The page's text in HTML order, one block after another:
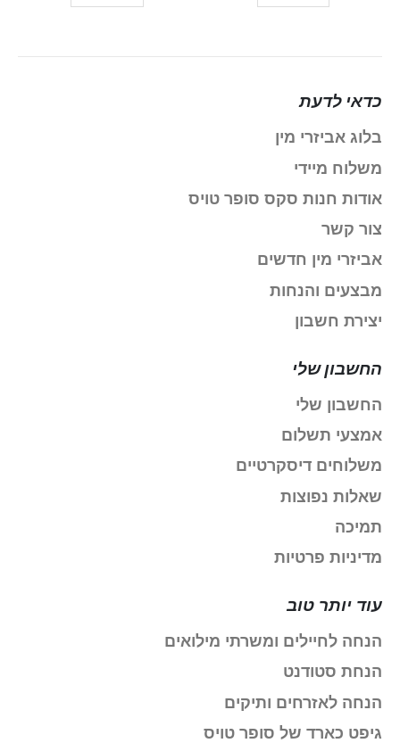
כדאי לדעת
בלוג אביזרי מין
משלוח מיידי
אודות חנות סקס סופר טויס
צור קשר
אביזרי מין חדשים
מבצעים והנחות
יצירת חשבון
החשבון שלי
החשבון שלי
אמצעי תשלום
משלוחים דיסקרטיים
שאלות נפוצות
תמיכה
מדיניות פרטיות
עוד יותר טוב
הנחה לחיילים ומשרתי מילואים
הנחת סטודנט
הנחה לאזרחים ותיקים
גיפט כארד של סופר טויס